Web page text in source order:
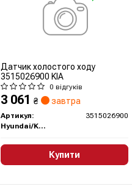
Датчик холостого ходу
3515026900 KIA
0 відгуків
3 061 ₴ завтра
Артикул:
3515026900
Hyundai/Kia/Mobis
Купити